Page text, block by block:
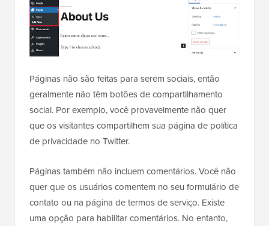
Páginas não são feitas para serem sociais, então
geralmente não têm botões de compartilhamento
social. Por exemplo, você provavelmente não quer
que os visitantes compartilhem sua página de política
de privacidade no Twitter.
Páginas também não incluem comentários. Você não
quer que os usuários comentem no seu formulário de
contato ou na página de termos de serviço. Existe
uma opção para habilitar comentários. No entanto,